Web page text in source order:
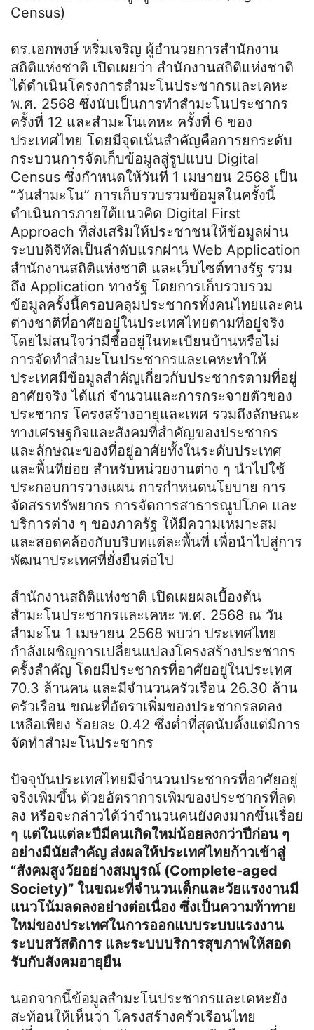
Census)
ดร.เอกพงษ์ หริ่มเจริญ ผู้อำนวยการสำนักงาน
สถิติแห่งชาติ เปิดเผยว่า สำนักงานสถิติแห่งชาติ
ได้ดำเนินโครงการสำมะโนประชากรและเคหะ
พ.ศ. 2568 ซึ่งนับเป็นการทำสำมะโนประชากร
ครั้งที่ 12 และสำมะโนเคหะ ครั้งที่ 6 ของ
ประเทศไทย โดยมีจุดเน้นสำคัญคือการยกระดับ
กระบวนการจัดเก็บข้อมูลสู่รูปแบบ Digital
Census ซึ่งกำหนดให้วันที่ 1 เมษายน 2568 เป็น
“วันสำมะโน” การเก็บรวบรวมข้อมูลในครั้งนี้
ดำเนินการภายใต้แนวคิด Digital First
Approach ที่ส่งเสริมให้ประชาชนให้ข้อมูลผ่าน
ระบบดิจิทัลเป็นลำดับแรกผ่าน Web Application
สำนักงานสถิติแห่งชาติ และเว็บไซต์ทางรัฐ รวม
ถึง Application ทางรัฐ โดยการเก็บรวบรวม
ข้อมูลครั้งนี้ครอบคลุมประชากรทั้งคนไทยและคน
ต่างชาติที่อาศัยอยู่ในประเทศไทยตามที่อยู่จริง
โดยไม่สนใจว่ามีชื่ออยู่ในทะเบียนบ้านหรือไม่
การจัดทำสำมะโนประชากรและเคหะทำให้
ประเทศมีข้อมูลสำคัญเกี่ยวกับประชากรตามที่อยู่
อาศัยจริง ได้แก่ จำนวนและการกระจายตัวของ
ประชากร โครงสร้างอายุและเพศ รวมถึงลักษณะ
ทางเศรษฐกิจและสังคมที่สำคัญของประชากร
และลักษณะของที่อยู่อาศัยทั้งในระดับประเทศ
และพื้นที่ย่อย สำหรับหน่วยงานต่าง ๆ นำไปใช้
ประกอบการวางแผน การกำหนดนโยบาย การ
จัดสรรทรัพยากร การจัดการสาธารณูปโภค และ
บริการต่าง ๆ ของภาครัฐ ให้มีความเหมาะสม
และสอดคล้องกับบริบทแต่ละพื้นที่ เพื่อนำไปสู่การ
พัฒนาประเทศที่ยั่งยืนต่อไป
สำนักงานสถิติแห่งชาติ เปิดเผยผลเบื้องต้น
สำมะโนประชากรและเคหะ พ.ศ. 2568 ณ วัน
สำมะโน 1 เมษายน 2568 พบว่า ประเทศไทย
กำลังเผชิญการเปลี่ยนแปลงโครงสร้างประชากร
ครั้งสำคัญ โดยมีประชากรที่อาศัยอยู่ในประเทศ
70.3 ล้านคน และมีจำนวนครัวเรือน 26.30 ล้าน
ครัวเรือน ขณะที่อัตราเพิ่มของประชากรลดลง
เหลือเพียง ร้อยละ 0.42 ซึ่งต่ำที่สุดนับตั้งแต่มีการ
จัดทำสำมะโนประชากร
ปัจจุบันประเทศไทยมีจำนวนประชากรที่อาศัยอยู่
จริงเพิ่มขึ้น ด้วยอัตราการเพิ่มของประชากรที่ลด
ลง หรือจะกล่าวได้ว่าจำนวนคนยังคงมากขึ้นเรื่อย
ๆ แต่ในแต่ละปีมีคนเกิดใหม่น้อยลงกว่าปีก่อน ๆ
อย่างมีนัยสำคัญ ส่งผลให้ประเทศไทยก้าวเข้าสู่
“สังคมสูงวัยอย่างสมบูรณ์ (Complete-aged
Society)” ในขณะที่จำนวนเด็กและวัยแรงงานมี
แนวโน้มลดลงอย่างต่อเนื่อง ซึ่งเป็นความท้าทาย
ใหม่ของประเทศในการออกแบบระบบแรงงาน
ระบบสวัสดิการ และระบบบริการสุขภาพให้สอด
รับกับสังคมอายุยืน
นอกจากนี้ข้อมูลสำมะโนประชากรและเคหะยัง
สะท้อนให้เห็นว่า โครงสร้างครัวเรือนไทย